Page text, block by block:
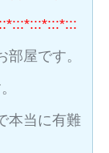
屋です。
本当に有難